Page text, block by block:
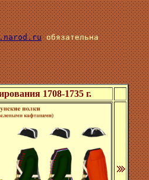
обязательна
1708-1735 г.